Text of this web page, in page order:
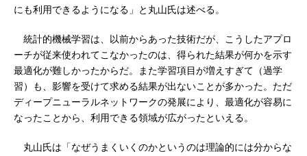
にも利用できるようになる」と丸山氏は述べる。
統計的機械学習は、以前からあった技術だが、こうしたアプロ
ーチが従来使われてこなかったのは、得られた結果が何かを示す
最適化が難しかったからだ。また学習項目が増えすぎて（過学
習）も、影響を受けて求める結果が出ないことが多かった。ただ
ディープニューラルネットワークの発展により、最適化が容易に
なったことから、利用できる領域が広がったといえる。
丸山氏は「なぜうまくいくのかというのは理論的には分からな